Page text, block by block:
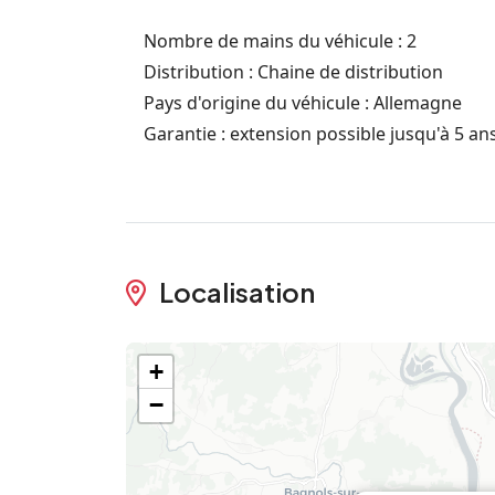
Nombre de mains du véhicule : 2
Distribution : Chaine de distribution
Pays d'origine du véhicule : Allemagne
Garantie : extension possible jusqu'à 5
Localisation
+
−